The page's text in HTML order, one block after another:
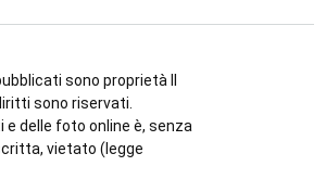
sono proprietà Il
sono riservati.
e delle foto online è, senza
vietato (legge